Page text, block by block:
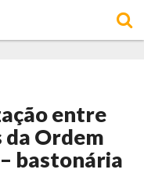
entre
da Ordem
bastonária